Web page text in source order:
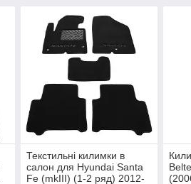
Текстильні килимки в
салон для Hyundai Santa
Fe (mkIII) (1-2 ряд) 2012-